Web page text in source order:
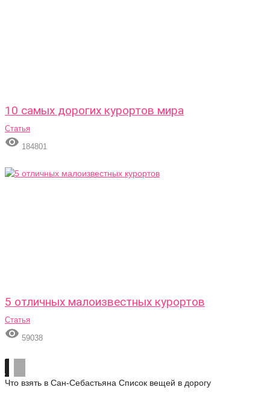
10 самых дорогих курортов мира
Статья
 184801
5 отличных малоизвестных курортов
Статья
 59038
Что взять в Сан-Себастьяна Список вещей в дорогу